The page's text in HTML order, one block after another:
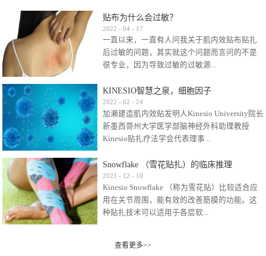
贴布为什么会过敏？
2022 - 04 - 17
一直以来，一直有人问我关于肌内效贴布贴扎
后过敏的问题，其实就这个问题而言问的不是
很专业，因为导致过敏的过敏源...
很多，比如试穿件衣服有时都会过敏，特定条
件下吃东西有时也会过敏，难道不吃不穿了？
其他品牌的在此我们不予评价，就KINESIO肌内
效贴布来说，40多年的研究开发制造肌内效贴
比如我本人，几乎天天接触KINESIO肌内效，无
论从皮肤适应性还是本人皮肤本身就不属于不
易过敏的那种，基本不会有过敏瘙痒的情况。
但是，当身体不适、休息不好、持续紧张等特
殊因素的影响下，有时还是会出现瘙痒过敏的
前后后居家近30天左右，感觉日子都日夜颠倒
KINESIO智慧之泉，细胞因子
2022 - 02 - 24
加濑建造肌内效贴发明人Kinesio University院长
新墨西哥州大学医学部脑神经外科助理教授
Kinesio贴扎疗法学会代表理事...
Kinesio Taping Association International
（KTAI）名誉会长 身体具有免疫、疼痛、细胞
破坏、发热、修复、增殖、再生等自然愈合能
力。 多作为细胞因子存在于皮肤表皮、真皮、
扎疗法）的效果是通过创造一个环境，使每种
Snowflake （雪花贴扎）的临床推理
2021 - 12 - 10
Kinesio Snowflake （称为雪花贴）比较适合应
用在关节周围，能有效的改善筋膜的功能。这
种贴扎技术可以适用于各层软...
组织:肌肉，肌腱，韧带（主要围绕有问题的关
查看更多>>